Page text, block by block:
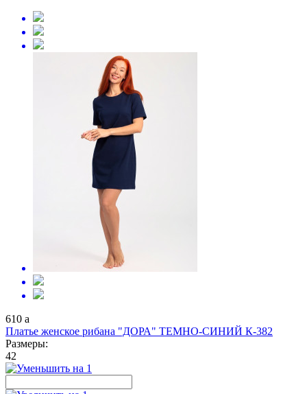
610 a
Платье женское рибана "ДОРА" ТЕМНО-СИНИЙ К-382
Размеры:
42